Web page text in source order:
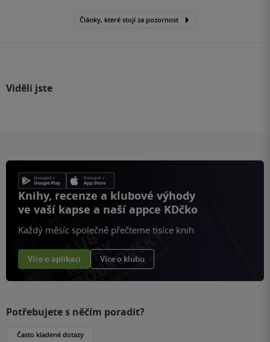
Články, které stojí za pozornost
Viděli jste
Knihy, recenze a klubové výhody
ve vaší kapse a naší appce KDčko
Každý měsíc společně přečteme tisíce knih
Více o aplikaci Více o klubu
Potřebujete s něčím poradit?
Často kladené dotazy